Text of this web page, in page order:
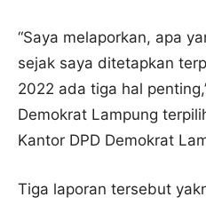
“Saya melaporkan, apa
sejak saya ditetapkan
2022 ada tiga hal
Demokrat Lampung
Kantor DPD Demokrat
Tiga laporan tersebut